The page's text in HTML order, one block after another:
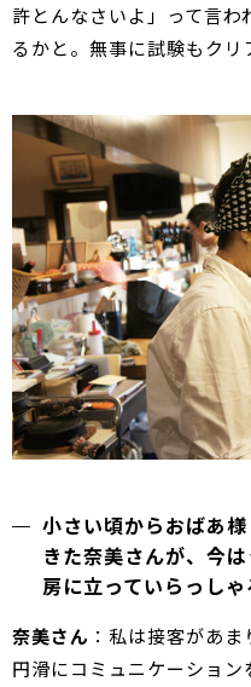
許とんなさいよ」って言
るかと。無事に試験もクリ
小さい頃からおばあ
きた奈美さんが、今
房に立っていらっしゃ
奈美さん ：私は接客があ
円滑にコミュニケーショ